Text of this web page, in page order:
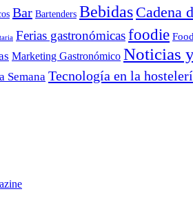
Bar Bartenders Bebidas Cadena
Ferias gastronómicasfoodie
Marketing Gastronómico Noticias
Semana Tecnología en la